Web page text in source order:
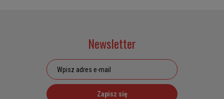
Newsletter
Zapisz się